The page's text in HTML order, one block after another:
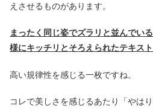
えさせるものがあります。
まったく同じ姿でズラリと並んでい
様にキッチリとそろえられたテキスト
高い規律性を感じる一枚ですね。
コレで美しさを感じるあたり「やは